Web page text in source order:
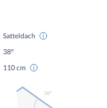
Satteldach
38°
110 cm
38º